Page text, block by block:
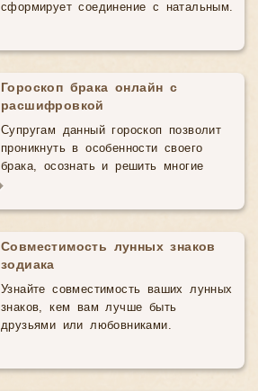
сформирует соединение с натальным.
Гороскоп брака онлайн с
расшифровкой
Супругам данный гороскоп позволит
проникнуть в особенности своего
брака, осознать и решить многие
Совместимость лунных знаков
зодиака
Узнайте совместимость ваших лунных
знаков, кем вам лучше быть
друзьями или любовниками.